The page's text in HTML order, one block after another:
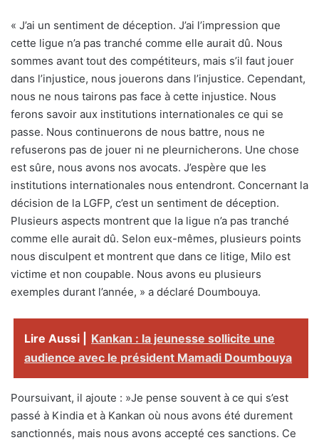
« J’ai un sentiment de déception. J’ai l’impression que
cette ligue n’a pas tranché comme elle aurait dû. Nous
sommes avant tout des compétiteurs, mais s’il faut jouer
dans l’injustice, nous jouerons dans l’injustice. Cependant,
nous ne nous tairons pas face à cette injustice. Nous
ferons savoir aux institutions internationales ce qui se
passe. Nous continuerons de nous battre, nous ne
refuserons pas de jouer ni ne pleurnicherons. Une chose
est sûre, nous avons nos avocats. J’espère que les
institutions internationales nous entendront. Concernant la
décision de la LGFP, c’est un sentiment de déception.
Plusieurs aspects montrent que la ligue n’a pas tranché
comme elle aurait dû. Selon eux-mêmes, plusieurs points
nous disculpent et montrent que dans ce litige, Milo est
victime et non coupable. Nous avons eu plusieurs
exemples durant l’année, » a déclaré Doumbouya.
Lire Aussi |
Kankan : la jeunesse sollicite une
audience avec le président Mamadi Doumbouya
Poursuivant, il ajoute : »Je pense souvent à ce qui s’est
passé à Kindia et à Kankan où nous avons été durement
sanctionnés, mais nous avons accepté ces sanctions. Ce